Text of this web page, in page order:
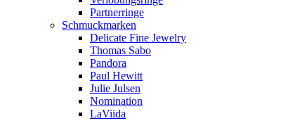
Partnerringe
Schmuckmarken
Delicate Fine Jewelry
Thomas Sabo
Pandora
Paul Hewitt
Julie Julsen
Nomination
LaViida